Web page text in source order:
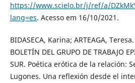
https://www.scielo.br/j/ref/a/
lang=es. Acesso em 16/10/2021.
BIDASECA, Karina; ARTEAGA,
BOLETÍN DEL GRUPO DE TRABAJO
SUR. Poética erótica de la relación:
Lugones. Una reflexión desde el